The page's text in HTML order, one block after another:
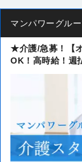
マンパワーグル
★介護/急募！【
OK！高時給！週